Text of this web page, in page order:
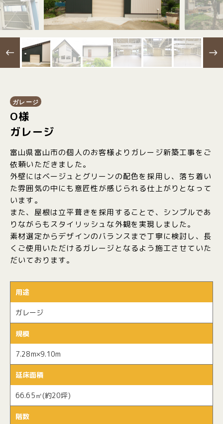
ガレージ
O様
ガレージ
富山県富山市の個人のお客様よりガレージ新築工事をご
依頼いただきました。
外壁にはベージュとグリーンの配色を採用し、落ち着い
た雰囲気の中にも意匠性が感じられる仕上がりとなって
います。
また、屋根は立平葺きを採用することで、シンプルであ
りながらもスタイリッシュな外観を実現しました。
素材選定からデザインのバランスまで丁寧に検討し、長
くご使用いただけるガレージとなるよう施工させていた
だいております。
用途
ガレージ
規模
7.28m×9.10m
延床面積
66.65㎡(約20坪)
階数